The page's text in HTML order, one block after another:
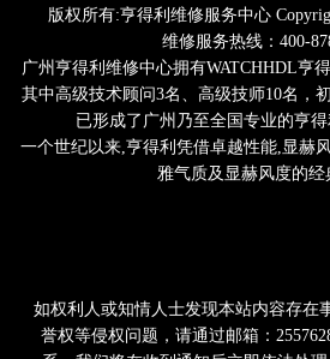
版权所有:亨得利维修服务中心
维修服务热线：400-
广州亨得利维修中心拥有WATCHHDL亨
其中高级技术顾问3名、高级技师10名，
已形成了广州乃至全国专业的亨得
一个世纪以来,亨得利凭借卓越性能,显赫
雅气质及显赫风度的经
如权利人或知情人士发现本站内容存在
誉权等侵权问题，请通过邮箱：